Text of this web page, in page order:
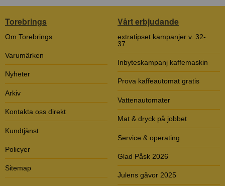
Torebrings
Om Torebrings
Varumärken
Nyheter
Arkiv
Kontakta oss direkt
Kundtjänst
Policyer
Sitemap
Vårt erbjudande
extratipset kampanjer v. 32-
37
Inbyteskampanj kaffemaskin
Prova kaffeautomat gratis
Vattenautomater
Mat & dryck på jobbet
Service & operating
Glad Påsk 2026
Julens gåvor 2025